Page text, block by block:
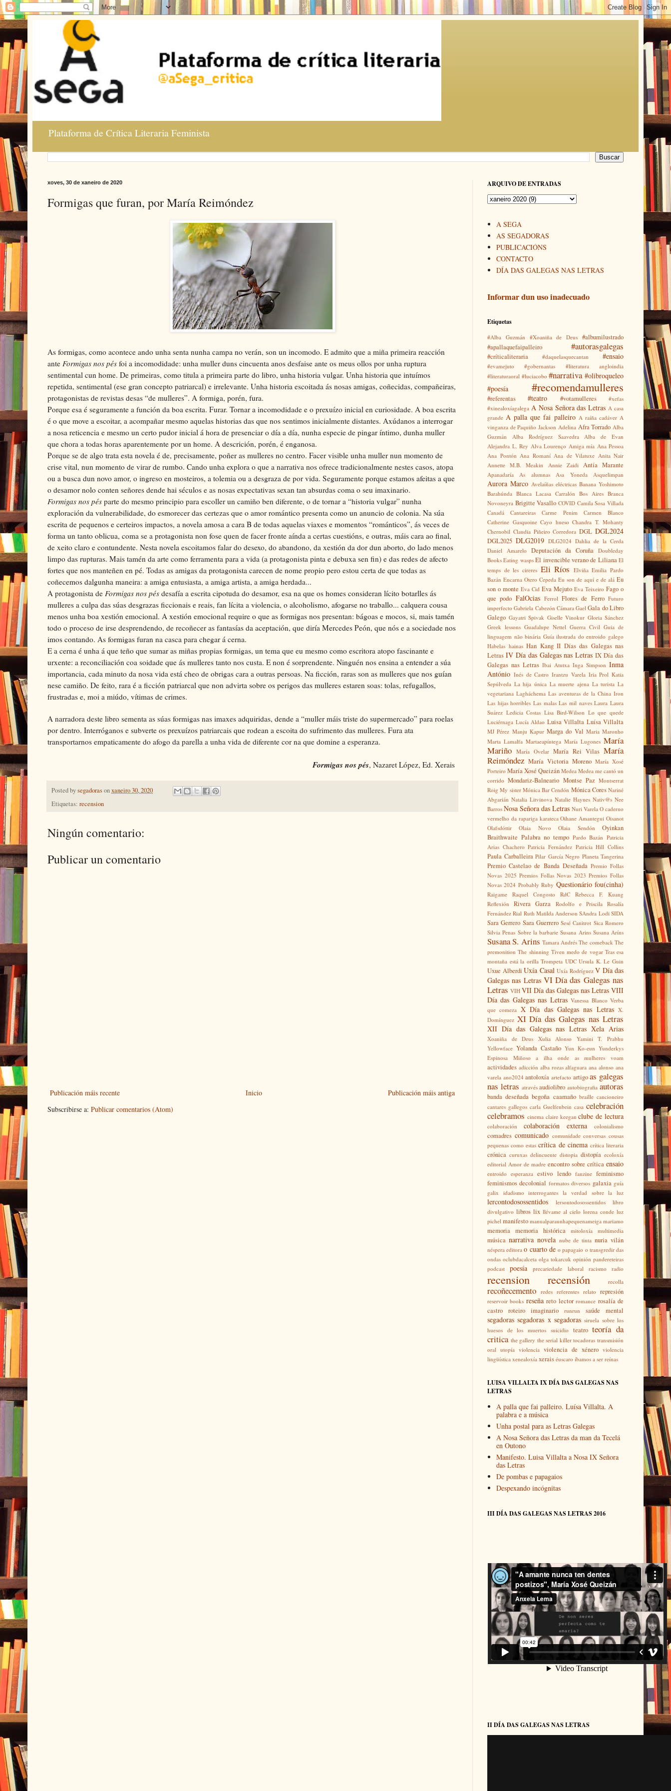
Plataforma de Crítica Literaria Feminista
xoves, 30 de xaneiro de 2020
Formigas que furan, por María Reimóndez
As formigas, como acontece ando unha senta nunha campa no verán, son un incomodo. E admito que a miña primeira reacción
ante Formigas nos pés foi a incomodidade: unha muller duns cincuenta anos desfaise ante os meus ollos por unha ruptura
sentimental cun home. De primeiras, como titula a primeira parte do libro, unha historia vulgar. Unha historia que intuímos
repetida, sentimental (ese gran concepto patriarcal) e irrelevante. Unha historia escoitada ás nosas amigas, coñecidas, compañeiras,
protagonistas de revistas desas “de mulleres”. A formiga, porén, fura.
Porque esa é seguramente a función da boa escrita. Furar. Tornar a incomodidade e o prexuízo inicial en curiosidade. A boa escrita
é o que move a escoitar, a acompañar mesmo aquelas historias das que nos sentimos inicialmente distantes. Axúdanos a interrogar
a nosa reticencia e mesmo un certo pudor inicial á hora de presenciar o día a día, nunha especie de pingar íntimo, dunha muller
que chora a todas horas aparentemente por un home. A descrición, porén, é enganosa.
Porque se de algo trata esta novela é de, precisamente, poñer as mulleres no centro. Facer visible unha muller nun momento de
crise vital, nun momento de virar de rumbo. Cando unha explora o que a narrativa nos ofrece tradicionalmente nestes casos, atopa
ou a busca dun novo amor, o ingreso en mosteiros, a tolemia ou a desgraza de por vida. Seguramente porque estamos afeitas a que
o desamor nolo conten señores dende hai séculos e as nosas expectativas sexan tan absurdas coma o seu imaxinario.
Formigas nos pés parte do mesmo principio para escoller un camiño ben diferente, o de tornar a “historia vulgar” nunha
exploración da vulnerabilidade, do esmorecer das certezas que o amor romántico presenta como un anuncio de colonia. Na súa
escrita de pequenos e certeiros impactos, a novela amosa a cara B de todas aquelas viaxes e momentos “románticos”, ás veces de
forma un tanto oblicua, coma se a protagonista non fose quen de facer fronte aínda a certas cuestións, e outras, máis cara ao final,
de xeito claro e contundente. Nesta novela escoitamos falar do desexo, do abandono, da xestión da dor dun aborto, do lado menos
limpo das rupturas. Mais tamén da arte como ferramenta para a vida (a protagonista pinta e debuxa sen fin) e das redes de afecto
fortes que nos manteñen en pé. Todas as amigas da protagonista carecen de nome propio pero estou certa de que todas as
coñecemos dalgunha maneira: a amiga entusiasta, a amiga artista, a amiga herdada...
A protagonista de Formigas nos pés desafía a escrita cipotuda do desamor, esa na que os homes consideran lícito botarlles ás
mulleres a culpa das súas desgrazas ficcionais e reais, fan lícita a violencia, o alcoholismo, afogarse no traballo... calquera cousa
menos unha boa xestión emocional. A xestión emocional require o que as formigas nos presentan: bágoas e mocos, si, mais tamén
todo o proceso de irse desprendendo, de recoñecer as fantasías da aceptación, que diría Mercedes Peón, que nós e a sociedade nos
imos contando. As formigas furan na casca para chegar á cerna.
E a cerna é unha á que teño que sumar as miñas propias formigas, un tema que eu mesmo como escritora atopo fascinante e
urxente: a reconciliación coa soidade que ás mulleres tanto nos custa. E non é sorprendente. Ninguén nos ensina a entender a súa
importancia, cada minuto da nosa vida está cheo de obrigas cara a outras persoas. Na ficción, raras son as mulleres que nos guían
nese camiño. De feito, rara é a ficción patriarcal que non advirta sobre os perigos das mulleres estaren soas: tolas, refugallos,
frustradas e, moi a miúdo, vítimas de crimes.
A narradora deste libro sementa as súas formigas nas imaxes adquiridas, dende a “muller máis triste do supermercado” para roelas
por dentro. Interróganos e subverte os prexuízos patriarcais que rodean a escoita do sufrimento das mulleres. Fura ata
transportarnos empaticamente do afogo da parella a unha vida de diferente cor na que domine a esperanza.
Formigas nos pés, Nazaret López, Ed. Xerais
Posted bysegadorasonxaneiro 30, 2020
Etiquetas: recension
Ningún comentario:
Publicar un comentario
Publicación máis recente Publicación máis antiga
Inicio
Subscribirse a: Publicar comentarios (Atom)
ARQUIVO DE ENTRADAS
A SEGA
AS SEGADORAS
PUBLICACIÓNS
CONTACTO
DÍA DAS GALEGAS NAS LETRAS
Informar dun uso inadecuado
Etiquetas
#Alba Guzmán #Xoaniña de Deus
#albumilustrado
#apallaquefaipalleiro
#autorasgalegas
#críticaliteraria #daquelasquecantan #ensaio
#evamejuto #gobernantas
#literatura angloindia
#literaturaoral #luciacobo #narrativa #olibroqueleo
#poesía
#recomendamulleres
#referentas #teatro #votamulleres
#xefas
#xinealoxíagalega A Nosa Señora das Letras A casa
grande A palla que fai palleiro A raíña cadáver A
vinganza de Paquiño Jackson Adelina Afra Torrado Alba
Guzmán
Alba Rodríguez Saavedra
Alba de Evan
Alejandra L. Rey Alva Lourenço Amiga mía Ana Pessoa
Ana Pontón Ana Romaní Ana de Vilatuxe Anita Nair
Annette M.B. Meakin
Annie Zaidi Antía Marante
Apanadaría As alumnas Asa Yoneda Asquelimpan
Aurora Marco Avelaíñas eléctricas Banana Yoshimoto
Barahúnda Blanca Lacasa Carralón Bos Aires Branca
Novoneyra Brigitte Vasallo COVID Camila Sosa Villada
Canadá
Cantareiras Carme Penim
Carmen Blanco
Catherine Gasquoine Cayo hueso Chandra T. Mohanty
Chernobil Claudia Piñeiro Corredora DGL DGL2024
DGL2025 DLG2019 DLG2024 Dahlia de la Cerda
Daniel Amarelo Deputación da Coruña Doubleday
Books Eating wasps El invencible verano de Liliana El
temps de les cireres Eli Ríos Elviña Emilia Pardo
Bazán Encarna Otero Cepeda Eu son de aquí e de alá Eu
son o monte Eva Cid Eva Mejuto Eva Teixeiro Fago o
que podo FalOcias Ferrol Flores de Ferro Futuro
imperfecto Gabriela Cabezón Cámara Gael Gala do Libro
Galego Gayatri Spivak Giselle Vinokur Gloria Sánchez
Greek lessons Guadalupe Nettel Guerra Civil Guia de
linguagem não binária Guía ilustrada do entroido galego
Habelas hainas Han Kang II Días das Galegas nas
Letras IV Día das Galegas nas Letras IX Día das
Galegas nas Letras Ibai Atutxa Inga Simpson Inma
António Inés de Castro Irantzu Varela Iria Prol Katia
Sepúlveda La hija única La muerte ajena La turista La
vegetariana Lagháchema Las aventuras de la China Iron
Las hijas horribles Las malas Las mil naves Laura Laura
Suárez Ledicia Costas Lisa Bird-Wilson Lo que quede
Luciérnaga Lucía Aldao Luisa Villalta Luísa Villalta
MJ Pérez Manju Kapur Marga do Val Maria Maronho
Marta Lamalfa Martaeapíntega María Lugones María
Mariño María Ovelar María Rei Vilas María
Reimóndez María Victoria Moreno María Xosé
Porteiro María Xosé Queizán Medea Medea me cantó un
corrido Mondariz-Balneario Montse Paz Montserrat
Roig My sister Mónica Bar Cendón Mónica Cores Nariné
Abgarián Natalia Litvinova Natalie Haynes Nativ@s Nee
Barros Nosa Señora das Letras Nuri Varela O caderno
vermelho da rapariga karateca Oihane Amantegui Oisanot
Olafsdóttir
Olaia Novo Olaia Sendón
Oyinkan
Braithwaite Palabra no tempo Pardo Bazán Patricia
Arias Chachero Patricia Fernández Patricia Hill Collins
Paula Carballeira Pilar García Negro Planeta Tangerina
Premio Castelao de Banda Deseñada Premio Follas
Novas 2025 Premios Follas Novas 2023 Premios Follas
Novas 2024 Probably Ruby Questionário fou(cinha)
Raigame Raquel Congosto RdC
Rebecca F. Kuang
Reflexión
Rivera Garza Rodolfo e Priscila
Rosalía
Fernández Rial Ruth Matilda Anderson SAndra Lodi SIDA
Sara Gerrero Sara Guerrero Sesé Canitrot Sica Romero
Silvia Penas Sobre la barbarie Susana Arins Susana Aríns
Susana S. Arins Tamara Andrés The comeback The
premonition The shinning Tiven medo de vogar Tras esa
montaña está la orilla Trompeta UDC Ursula K. Le Guin
Uxue Alberdi Uxía Casal Uxía Rodríguez V Día das
Galegas nas Letras VI Día das Galegas nas
Letras VIH VII Día das Galegas nas Letras VIII
Día das Galegas nas Letras Vanessa Blanco Verba
que comeza X Día das Galegas nas Letras X.
Domínguez XI Día das Galegas nas Letras
XII Día das Galegas nas Letras Xela Arias
Xoaniña de Deus Xulia Alonso
Yamini T. Prabhu
Yellowface Yolanda Castaño Yun Ko-eun Yunderkys
Espinosa Miñoso
a ilha onde as mulheres voam
actividades adicción alba rozas alfaguara ana alonso ana
varela ano2024 antoloxía artefacto artigo as galegas
nas letras através audiolibro autobiografia autoras
banda deseñada begoña caamaño braille cancioneiro
cantares gallegos carla Guelfenbein casa celebración
celebramos cinema claire keegan clube de lectura
colaboración colaboración externa colonialismo
comadres comunicado comunidade conversas cousas
pequenas como estas crítica de cinema crítica literaria
crónica curuxas delincuente distopia distopía ecoloxía
editorial Amor de madre encontro sobre crítica ensaio
entroido esperanza estivo lendo fanzine feminismo
feminismos decolonial formatos diversos galaxia guía
galix
idadismo interrogantes la verdad sobre la luz
lercontodosossentidos lersontodosossentidos
libro
divulgativo libros lix llévame al cielo lorena conde luz
pichel manifesto manualparaunhapequenameiga mariamo
memoria memoria histórica mitoloxía multimedia
música narrativa novela nube de tinta nuria vilán
néspera editora o cuarto de o papagaio o transgredir das
ondas oclubdacalceta olga tokarcuk opinión pandereteiras
podcast
poesía precariedade laboral racismo radio
recension recensión recolla
recoñecemento redes referentes relato represión
reservoir books reseña reto lector romance rosalía de
castro
roteiro imaginario runrun saúde mental
segadoras segadoras x segadoras siruela sobre los
huesos de los muertos suicidio teatro teoría da
critica the gallery the serial killer tocadoras transmisión
oral utopía violencia violencia de xénero violencia
lingüística xenealoxía xerais éuscaro íbamos a ser reínas
LUISA VILLALTA IX DÍA DAS GALEGAS NAS
LETRAS
A palla que fai palleiro. Luísa Villalta. A
palabra e a música
Unha postal para as Letras Galegas
A Nosa Señora das Letras da man da Tecelá
en Outono
Manifesto. Luisa Villalta a Nosa IX Señora
das Letras
De pombas e papagaios
Despexando incógnitas
III DÍA DAS GALEGAS NAS LETRAS 2016
II DÍA DAS GALEGAS NAS LETRAS